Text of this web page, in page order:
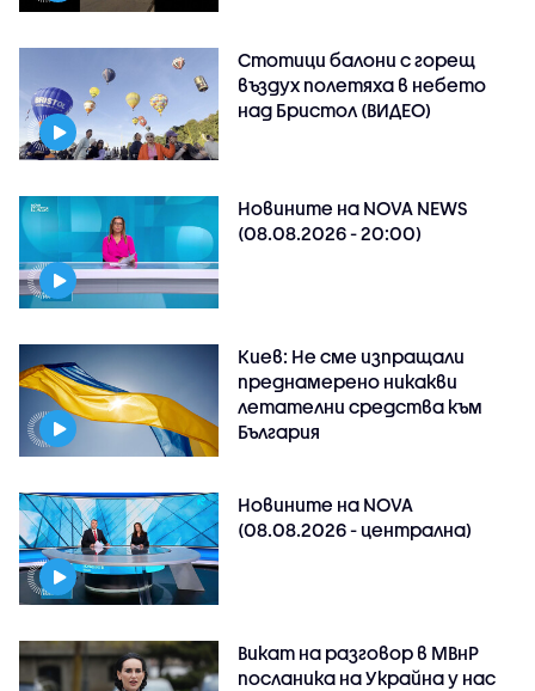
Стотици балони с горещ
въздух полетяха в небето
над Бристол (ВИДЕО)
Новините на NOVA NEWS
(08.08.2026 - 20:00)
Киев: Не сме изпращали
преднамерено никакви
летателни средства към
България
Новините на NOVA
(08.08.2026 - централна)
Викат на разговор в МВнР
посланика на Украйна у нас